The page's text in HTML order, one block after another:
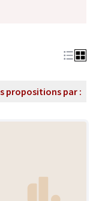
propositions par :